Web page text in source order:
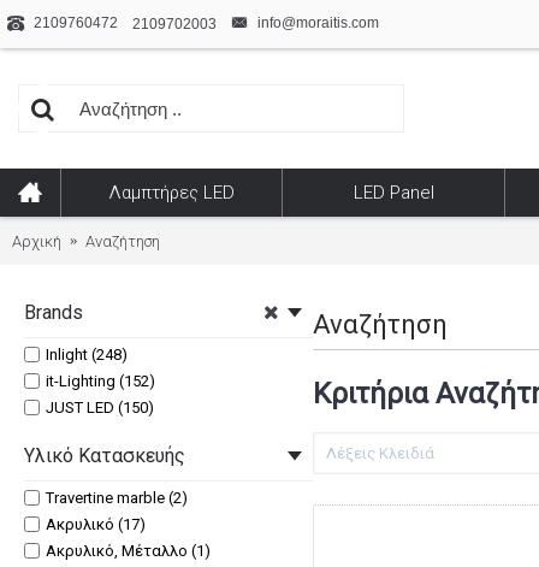
2109760472 2109702003 info@moraitis.com
Λαμπτήρες LED LED Panel
Αρχική Αναζήτηση
Brands
Inlight (248)
it-Lighting (152)
JUST LED (150)
Υλικό Κατασκευής
Travertine marble (2)
Ακρυλικό (17)
Ακρυλικό, Μέταλλο (1)
Αναζήτηση
Κριτήρια